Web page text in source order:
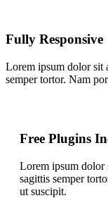
Fully Responsive
Lorem ipsum dolor sit
semper tortor. Nam
Free Plugins
Lorem ipsum dolor
sagittis semper
ut suscipit.